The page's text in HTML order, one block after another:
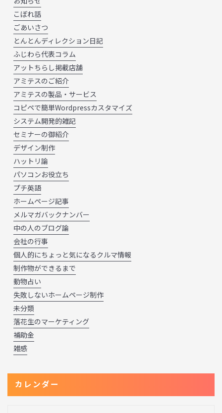
こぼれ話
ごあいさつ
とんとんディレクション日記
ふじわら代表コラム
アットちらし掲載店舗
アミテスのご紹介
アミテスの製品・サービス
コピペで簡単Wordpressカスタマイズ
システム開発的雑記
セミナーの御紹介
デザイン制作
ハットリ論
パソコンお役立ち
プチ英語
ホームページ記事
メルマガバックナンバー
中の人のブログ論
会社の行事
個人的にちょっと気になるクルマ情報
制作物ができるまで
動物占い
失敗しないホームページ制作
未分類
落花生のマーケティング
補助金
雑感
カレンダー